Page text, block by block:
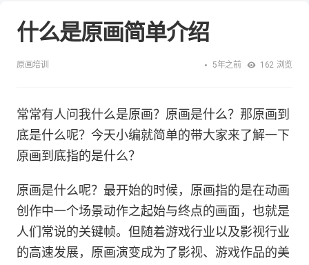
什么是原画简单介绍
原画培训 5年之前 162 浏览
常常有人问我什么是原画？原画是什么？那原画到
底是什么呢？今天小编就简单的带大家来了解一下
原画到底指的是什么？
原画是什么呢？最开始的时候，原画指的是在动画
创作中一个场景动作之起始与终点的画面，也就是
人们常说的关键帧。但随着游戏行业以及影视行业
的高速发展，原画演变成为了影视、游戏作品的美